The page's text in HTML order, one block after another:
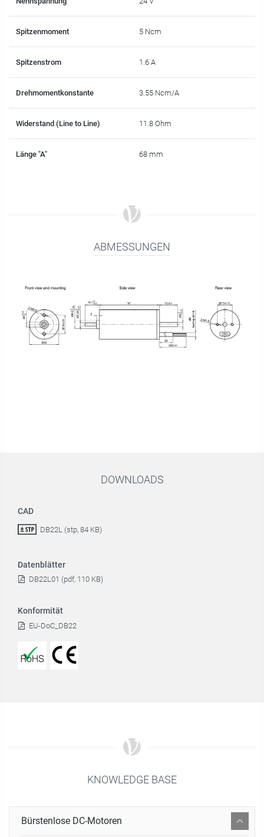
Spitzenmoment 5 Ncm
Spitzenstrom 1.6 A
Drehmomentkonstante 3.55 Ncm/A
Widerstand (Line to Line) 11.8 Ohm
Länge "A" 68 mm
ABMESSUNGEN
DOWNLOADS
CAD
DB22L (stp, 84 KB)
Datenblätter
DB22L01 (pdf, 110 KB)
Konformität
EU-DoC_DB22
KNOWLEDGE BASE
Bürstenlose DC-Motoren